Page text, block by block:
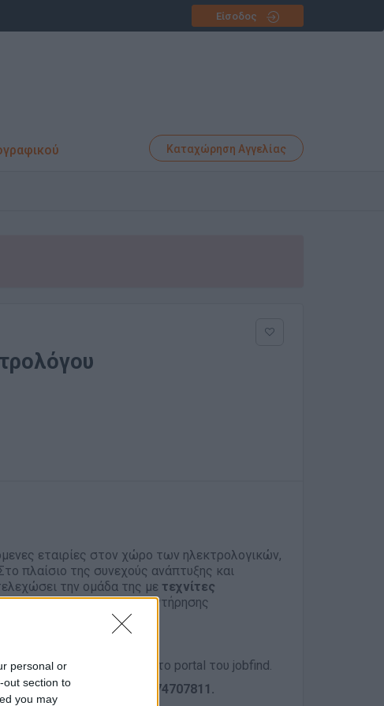
personal or
out section to
you may
Είσοδος
Καταχώρηση Αγγελίας
εταιρίες στον χώρο των ηλεκτρολογικών,
πλαίσιο της συνεχούς ανάπτυξης και
την ομάδα της με τεχνίτες
έργα εγκατάστασης και συντήρησης
τους σημείωμα στο portal του jobfind.
μαζί μας στο
6974707811 .